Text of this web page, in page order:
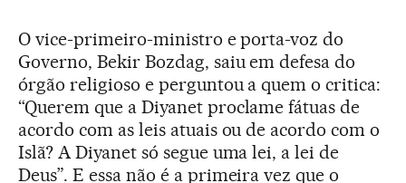
O vice-primeiro-ministro e porta-voz do
Governo, Bekir Bozdag, saiu em defesa do
órgão religioso e perguntou a quem o critica:
“Querem que a Diyanet proclame fátuas de
acordo com as leis atuais ou de acordo com o
Islã? A Diyanet só segue uma lei, a lei de
Deus”. E essa não é a primeira vez que o